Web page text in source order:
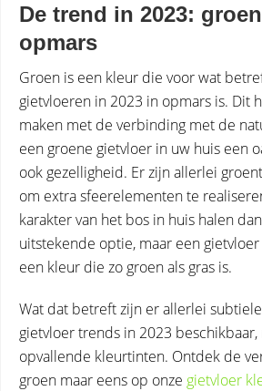
De trend in 2023:
opmars
Groen is een kleur die voor wat
gietvloeren in 2023 in opmars is. Dit
maken met de verbinding met de
een groene gietvloer in uw huis een
ook gezelligheid. Er zijn allerlei
om extra sfeerelementen te
karakter van het bos in huis halen
uitstekende optie, maar een
een kleur die zo groen als gras is.
Wat dat betreft zijn er allerlei
gietvloer trends in 2023
opvallende kleurtinten. Ontdek de
groen maar eens op onze gietvloer